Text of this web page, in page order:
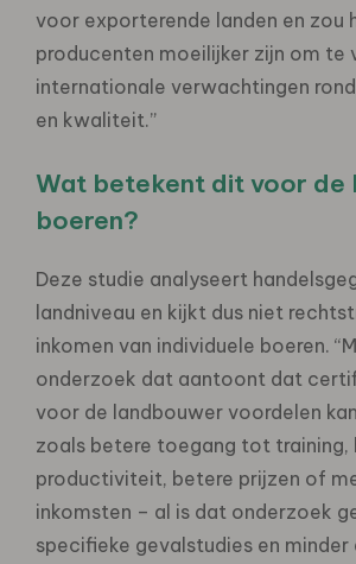
voor exporterende landen en zou
producenten moeilijker zijn om te
internationale verwachtingen
en kwaliteit.”
Wat betekent dit voor de
boeren?
Deze studie analyseert
landniveau en kijkt dus niet
inkomen van individuele boeren.
onderzoek dat aantoont dat
voor de landbouwer voordelen
zoals betere toegang tot training,
productiviteit, betere prijzen of
inkomsten – al is dat onderzoek
specifieke gevalstudies en minder